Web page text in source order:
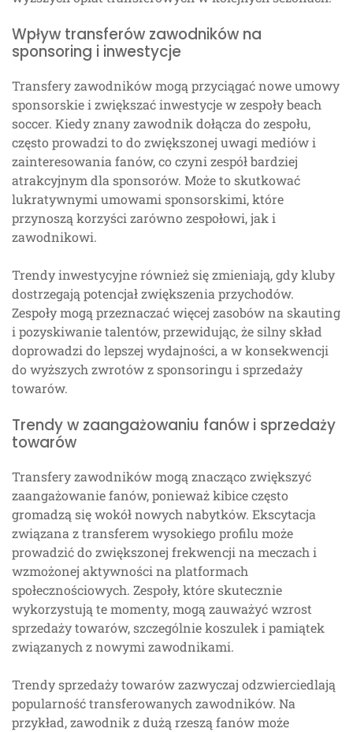
Wpływ transferów zawodników na
sponsoring i inwestycje
Transfery zawodników mogą przyciągać nowe umowy
sponsorskie i zwiększać inwestycje w zespoły beach
soccer. Kiedy znany zawodnik dołącza do zespołu,
często prowadzi to do zwiększonej uwagi mediów i
zainteresowania fanów, co czyni zespół bardziej
atrakcyjnym dla sponsorów. Może to skutkować
lukratywnymi umowami sponsorskimi, które
przynoszą korzyści zarówno zespołowi, jak i
zawodnikowi.
Trendy inwestycyjne również się zmieniają, gdy kluby
dostrzegają potencjał zwiększenia przychodów.
Zespoły mogą przeznaczać więcej zasobów na skauting
i pozyskiwanie talentów, przewidując, że silny skład
doprowadzi do lepszej wydajności, a w konsekwencji
do wyższych zwrotów z sponsoringu i sprzedaży
towarów.
Trendy w zaangażowaniu fanów i sprzedaży
towarów
Transfery zawodników mogą znacząco zwiększyć
zaangażowanie fanów, ponieważ kibice często
gromadzą się wokół nowych nabytków. Ekscytacja
związana z transferem wysokiego profilu może
prowadzić do zwiększonej frekwencji na meczach i
wzmożonej aktywności na platformach
społecznościowych. Zespoły, które skutecznie
wykorzystują te momenty, mogą zauważyć wzrost
sprzedaży towarów, szczególnie koszulek i pamiątek
związanych z nowymi zawodnikami.
Trendy sprzedaży towarów zazwyczaj odzwierciedlają
popularność transferowanych zawodników. Na
przykład, zawodnik z dużą rzeszą fanów może